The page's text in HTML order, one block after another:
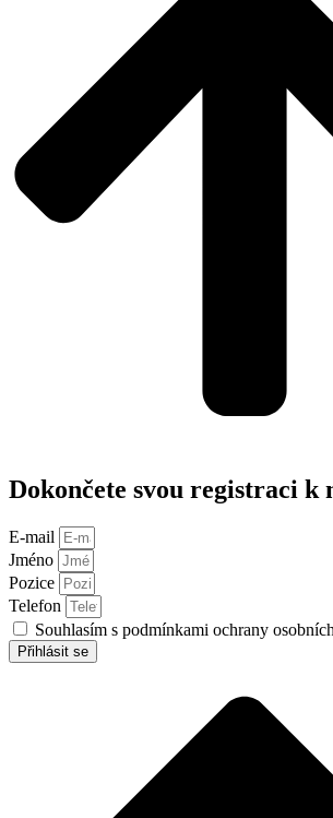
Dokončete svou registraci k
E-mail
Jméno
Pozice
Telefon
Souhlasím s podmínkami ochrany
Přihlásit se